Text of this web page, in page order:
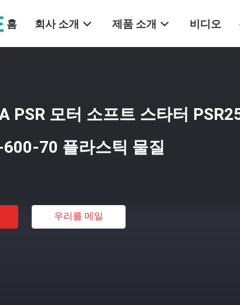
홈 회사 소개 제품 소개 비디오
PSR 모터 소프트 스타터
70 플라스틱 물질
우리를 메일